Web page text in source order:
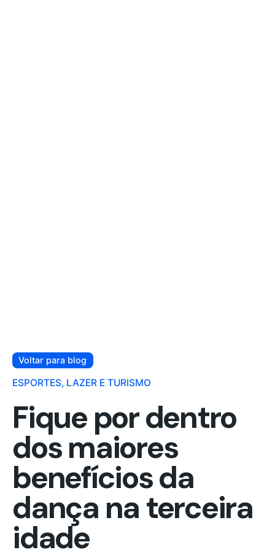
Voltar para blog
ESPORTES, LAZER E TURISMO
Fique por dentro
dos maiores
benefícios da
dança na terceira
idade